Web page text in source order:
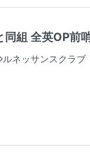
組 全英OP
ネッサンスクラ